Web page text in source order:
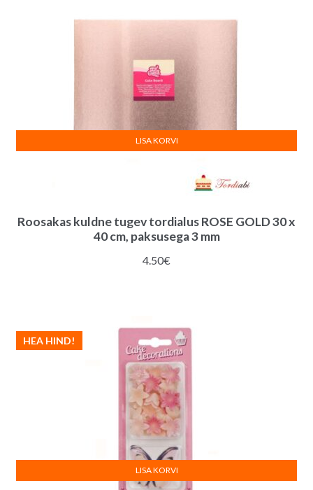
Roosakas kuldne tugev tordialus ROSE GOLD 30 x
40 cm, paksusega 3 mm
4.50€
LISA KORVI
HEA HIND!
LISA KORVI